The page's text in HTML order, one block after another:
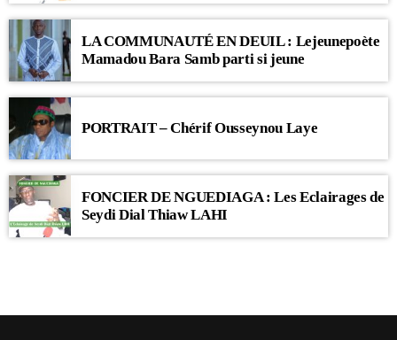
LA COMMUNAUTÉ EN DEUIL : Lejeunepoète
Mamadou Bara Samb parti si jeune
PORTRAIT – Chérif Ousseynou Laye
FONCIER DE NGUEDIAGA : Les Eclairages de
Seydi Dial Thiaw LAHI